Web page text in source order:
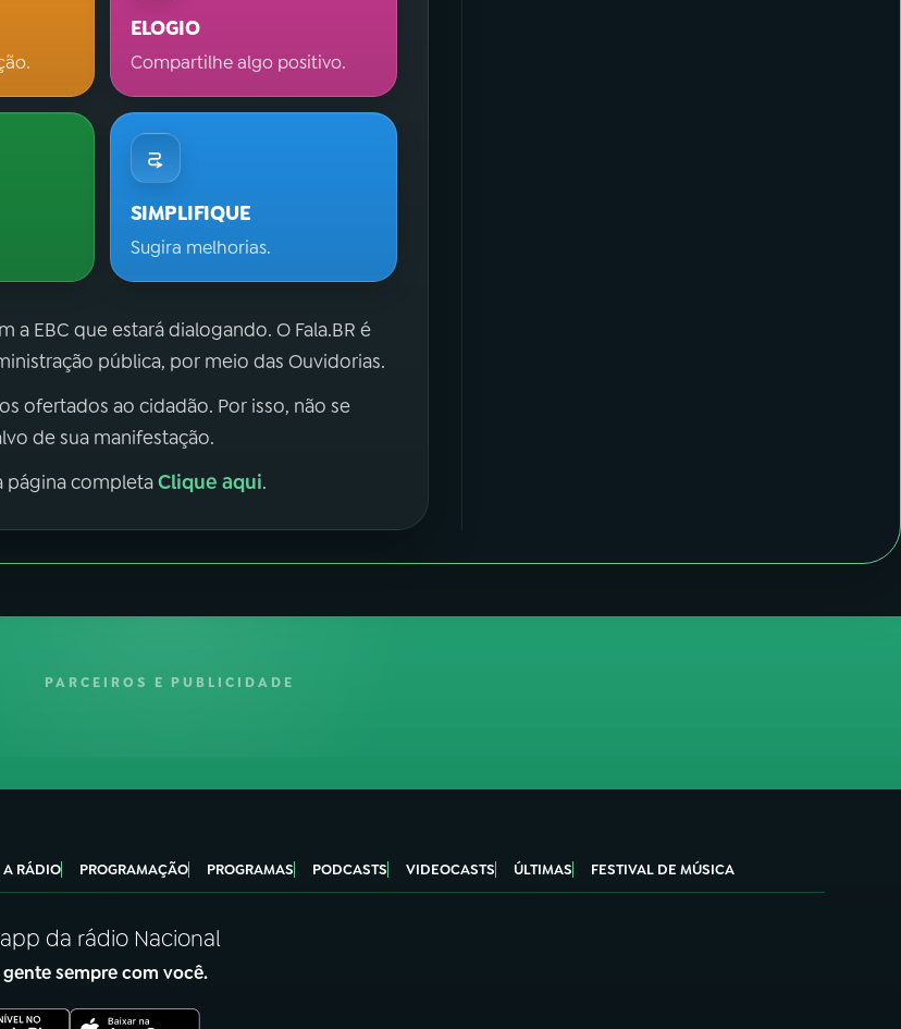
ELOGIO
Compartilhe algo positivo.
SIMPLIFIQUE
Sugira melhorias.
a EBC que estará dialogando. O Fala.BR é
pública, por meio das Ouvidorias.
ofertados ao cidadão. Por isso, não se
de sua manifestação.
página completaClique aqui.
PARCEIROS E PUBLICIDADE
A RÁDIO PROGRAMAÇÃO PROGRAMAS PODCASTS VIDEOCASTS ÚLTIMAS FESTIVAL DE MÚSICA
da rádio Nacional
gente sempre com você.